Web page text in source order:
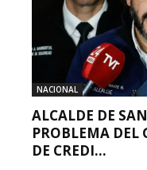
NACIONAL
ALCALDE DE
PROBLEMA DEL
DE CREDI...